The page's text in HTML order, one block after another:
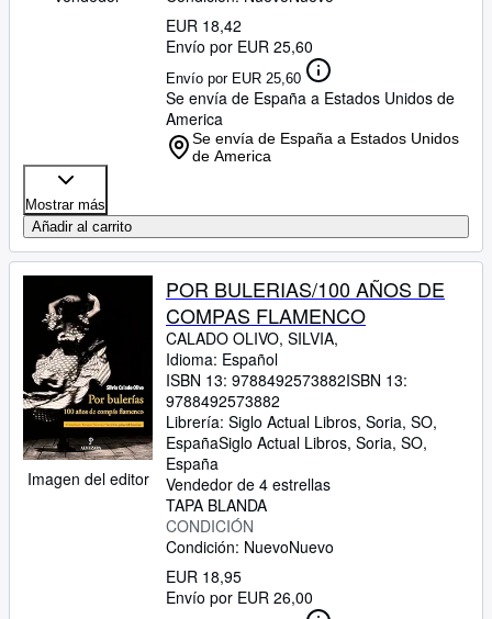
EUR 18,42
Envío por EUR 25,60
Envío por EUR 25,60
Se envía de España a Estados Unidos de
America
Se envía de España a Estados Unidos
de America
Mostrar más
Añadir al carrito
Imagen del editor
POR BULERIAS/100 AÑOS DE
COMPAS FLAMENCO
CALADO OLIVO, SILVIA,
Idioma: Español
ISBN 13: 9788492573882ISBN 13:
9788492573882
Librería: Siglo Actual Libros, Soria, SO,
EspañaSiglo Actual Libros, Soria, SO,
España
Vendedor de 4 estrellas
TAPA BLANDA
CONDICIÓN
Condición: NuevoNuevo
EUR 18,95
Envío por EUR 26,00